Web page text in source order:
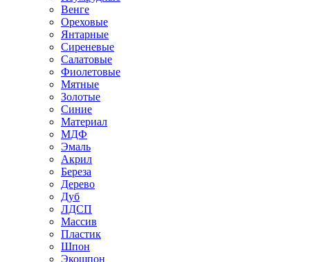
Венге
Ореховые
Янтарные
Сиреневые
Салатовые
Фиолетовые
Мятные
Золотые
Синие
Материал
МДФ
Эмаль
Акрил
Береза
Дерево
Дуб
ЛДСП
Массив
Пластик
Шпон
Экошпон